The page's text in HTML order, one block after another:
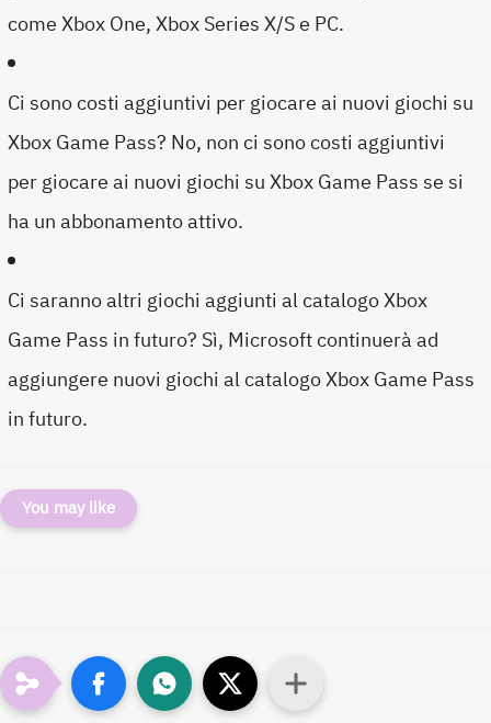
come Xbox One, Xbox Series X/S e PC.
Ci sono costi aggiuntivi per giocare ai nuovi giochi su
Xbox Game Pass? No, non ci sono costi aggiuntivi
per giocare ai nuovi giochi su Xbox Game Pass se si
ha un abbonamento attivo.
Ci saranno altri giochi aggiunti al catalogo Xbox
Game Pass in futuro? Sì, Microsoft continuerà ad
aggiungere nuovi giochi al catalogo Xbox Game Pass
in futuro.
You may like